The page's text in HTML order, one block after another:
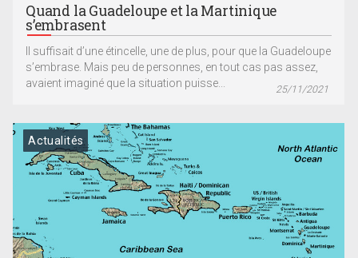
Quand la Guadeloupe et la Martinique
s’embrasent
Il suffisait d’une étincelle, une de plus, pour que la Guadeloupe
s’embrase. Mais peu de personnes, en tout cas pas assez,
avaient imaginé que la situation puisse...
25/11/2021
Actualités